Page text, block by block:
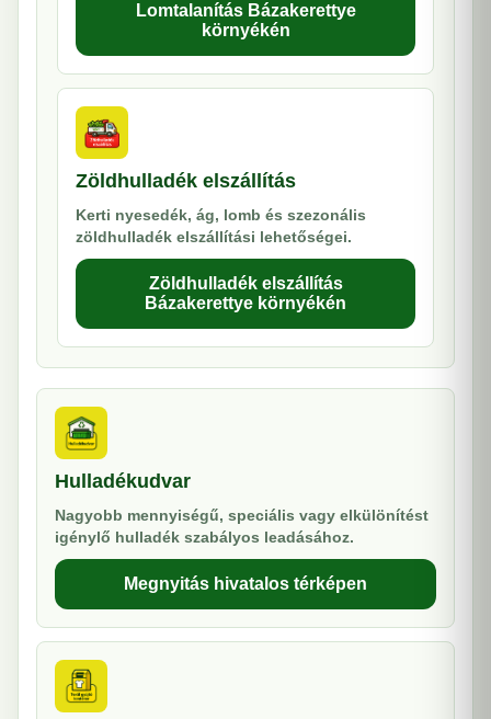
Lomtalanítás Bázakerettye
környékén
Zöldhulladék elszállítás
Kerti nyesedék, ág, lomb és szezonális
zöldhulladék elszállítási lehetőségei.
Zöldhulladék elszállítás
Bázakerettye környékén
Hulladékudvar
Nagyobb mennyiségű, speciális vagy elkülönítést
igénylő hulladék szabályos leadásához.
Megnyitás hivatalos térképen